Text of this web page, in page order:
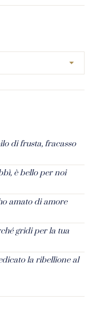
di frusta, fracasso
è bello per noi
amato di amore
gridi per la tua
la ribellione al